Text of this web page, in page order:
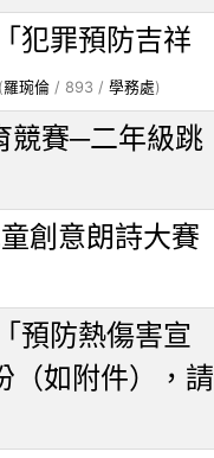
犯罪預防吉祥
(羅琬倫/ 893 / 學務處)
競賽─二年級跳
創意朗詩大賽
預防熱傷害宣
（如附件），請